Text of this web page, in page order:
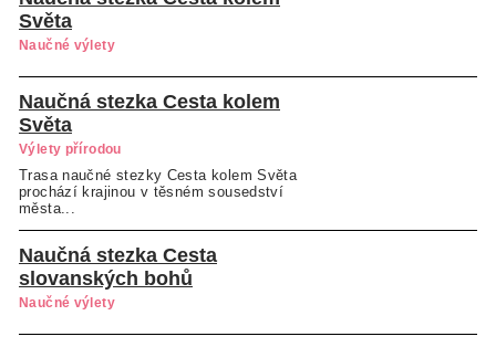
Světa
Naučné výlety
Naučná stezka Cesta kolem
Světa
Výlety přírodou
Trasa naučné stezky Cesta kolem Světa
prochází krajinou v těsném sousedství
města...
Naučná stezka Cesta
slovanských bohů
Naučné výlety